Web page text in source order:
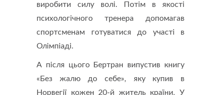
виробити силу волі. Потім в якості
психологічного тренера допомагав
спортсменам готуватися до участі в
Олімпіаді.
А після цього Бертран випустив книгу
«Без жалю до себе», яку купив в
Норвегії кожен 20-й житель країни. У